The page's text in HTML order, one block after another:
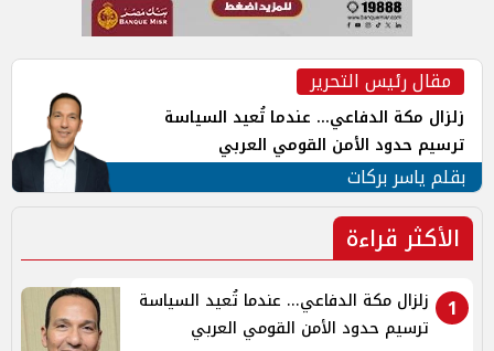
مقال رئيس التحرير
زلزال مكة الدفاعي... عندما تُعيد السياسة
ترسيم حدود الأمن القومي العربي
بقلم ياسر بركات
الأكثر قراءة
1
زلزال مكة الدفاعي... عندما تُعيد السياسة
ترسيم حدود الأمن القومي العربي